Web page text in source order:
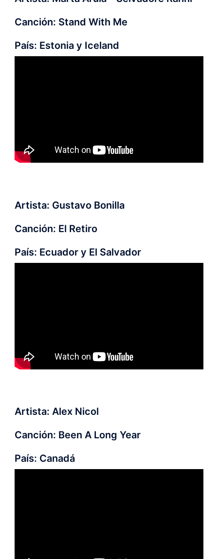
Canción: Stand With Me
País: Estonia y Iceland
Artista: Gustavo Bonilla
Canción: El Retiro
País: Ecuador y El Salvador
Artista: Alex Nicol
Canción: Been A Long Year
País: Canadá